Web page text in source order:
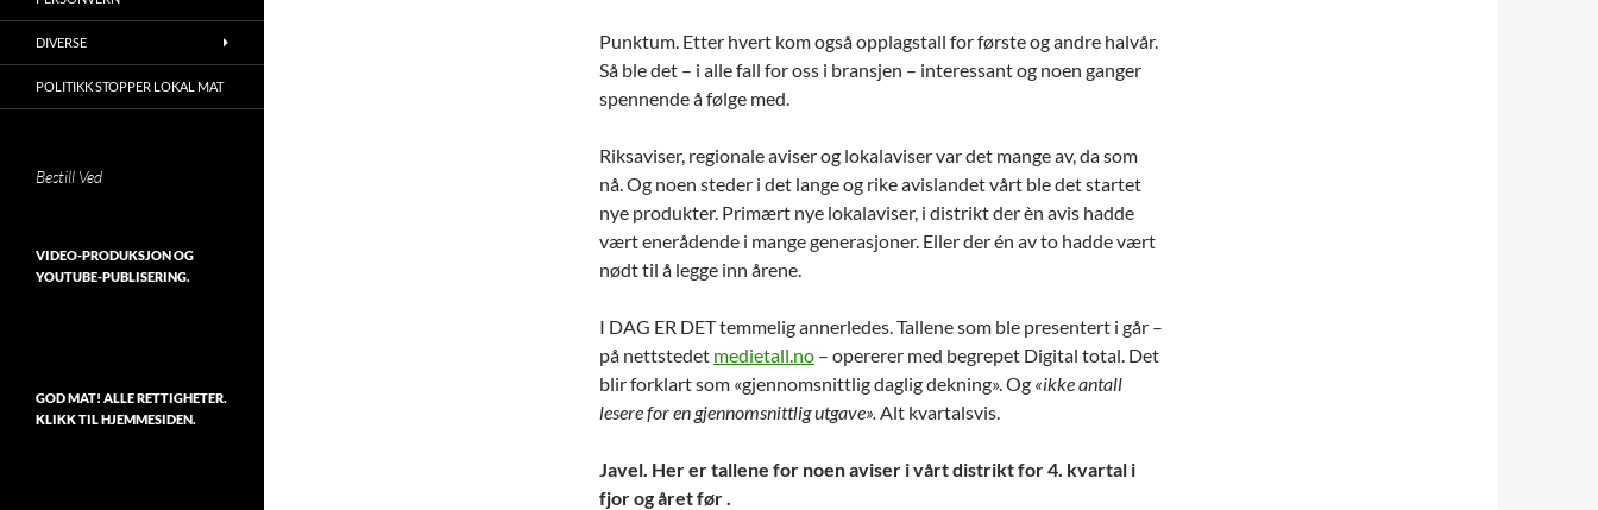
Punktum. Etter hvert kom også opplagstall for første og andre halvår.
Så ble det – i alle fall for oss i bransjen – interessant og noen ganger
spennende å følge med.
Riksaviser, regionale aviser og lokalaviser var det mange av, da som
nå. Og noen steder i det lange og rike avislandet vårt ble det startet
nye produkter. Primært nye lokalaviser, i distrikt der èn avis hadde
vært enerådende i mange generasjoner. Eller der én av to hadde vært
nødt til å legge inn årene.
I DAG ER DET temmelig annerledes. Tallene som ble presentert i går –
på nettstedet medietall.no – opererer med begrepet Digital total. Det
blir forklart som «gjennomsnittlig daglig dekning». Og «ikke antall
lesere for en gjennomsnittlig utgave».Alt kvartalsvis.
Javel. Her er tallene for noen aviser i vårt distrikt for 4. kvartal i
fjor og året før .
DIVERSE
POLITIKK STOPPER LOKAL MAT
Bestill Ved
VIDEO-PRODUKSJON OG
YOUTUBE-PUBLISERING.
GOD MAT! ALLE RETTIGHETER.
KLIKK TIL HJEMMESIDEN.